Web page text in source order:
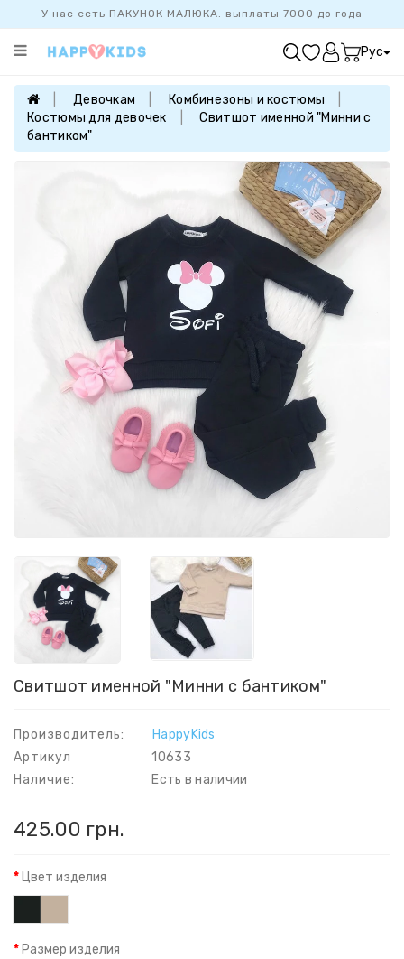
У нас есть ПАКУНОК МАЛЮКА. выплаты 7000 до года
Категории
ПРОДАЖ
БАЗОВАЯ
КОЛЛЕКЦИЯ
НОВОРОЖДЕННЫМ
Рус
Девочкам
Комбинезоны и костюмы
Костюмы для девочек
Свитшот именной "Минни с
бантиком"
Свитшот именной "Минни с бантиком"
Производитель:
HappyKids
Артикул
10633
Наличие:
Есть в наличии
425.00 грн.
Цвет изделия
Размер изделия